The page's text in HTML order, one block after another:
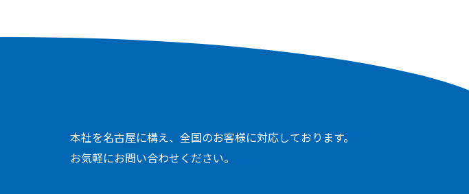
本社を名古屋に構え、全国のお客様に対応しております。
お気軽にお問い合わせください。